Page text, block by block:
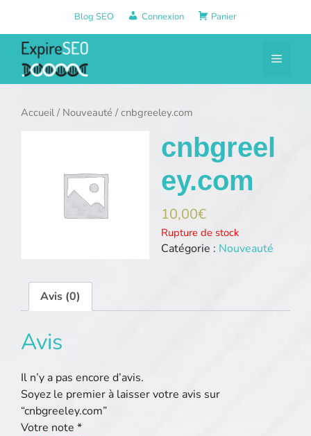
contenu
Blog SEO Connexion Panier
Menu
Accueil/ Nouveauté / cnbgreeley.com
cnbgreel
ey.com
10,00€
Rupture de stock
Catégorie : Nouveauté
Avis (0)
Avis
Il n’y a pas encore d’avis.
Soyez le premier à laisser votre avis sur
“cnbgreeley.com”
Votre note *